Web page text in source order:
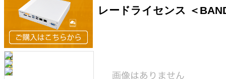
レードライセンス ＜